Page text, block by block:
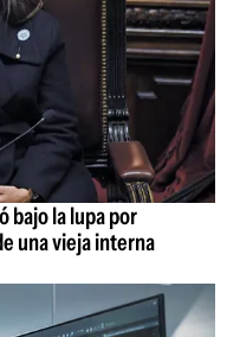
bajo la lupa por
una vieja interna